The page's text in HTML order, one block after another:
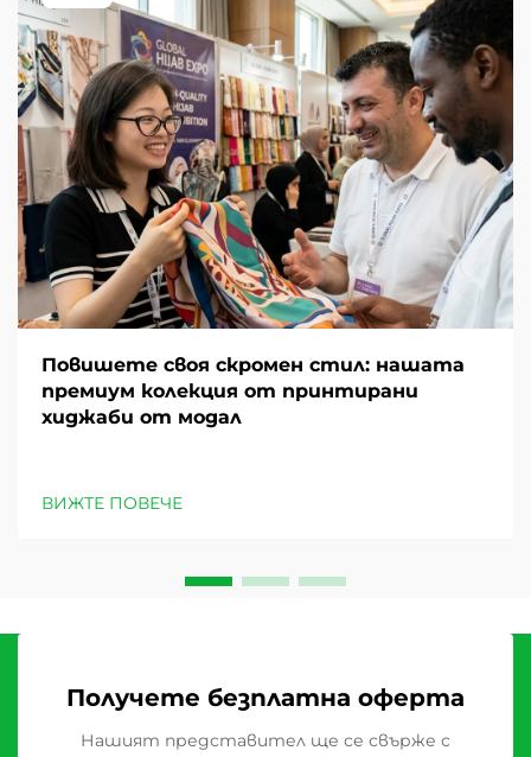
Повишете своя скромен стил: нашата
премиум колекция от принтирани
хиджаби от модал
ВИЖТЕ ПОВЕЧЕ
Получете безплатна оферта
Нашият представител ще се свърже с